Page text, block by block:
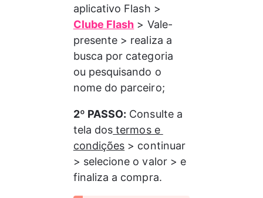
aplicativo Flash >
Clube Flash > Vale-
presente > realiza a
busca por categoria
ou pesquisando o
nome do parceiro;
2º PASSO: Consulte a
tela dos termos e
condições > continuar
> selecione o valor > e
finaliza a compra.